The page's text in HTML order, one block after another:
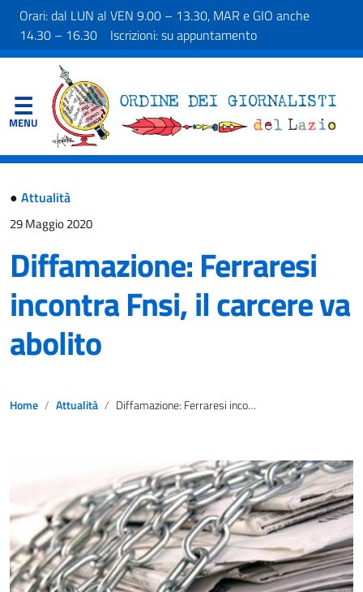
Orari: dal LUN al VEN 9.00 – 13.30, MAR e GIO anche
14.30 – 16.30 Iscrizioni: su appuntamento
● Attualità
29 Maggio 2020
Diffamazione: Ferraresi
incontra Fnsi, il carcere va
abolito
Home Attualità Diffamazione: Ferraresi incontra Fnsi, il carcere va abolito